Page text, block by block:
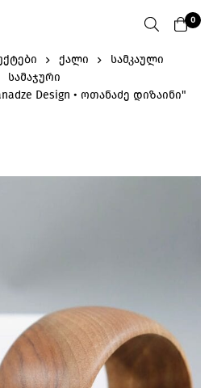
0
ქალი
სამკაული
სამაჯური
Design • ოთანაძე დიზაინი"